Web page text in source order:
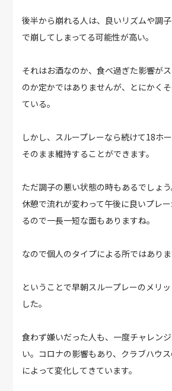
後半から崩れる人は、良いリズムや調
で崩してしまってる可能性が高い。
それはお酒なのか、食べ過ぎた影響が
のか定かではありませんが、とにかく
ている。
しかし、スループレーなら続けて18ホ
そのまま維持することができます。
ただ調子の悪い状態の時もあるでしょ
休憩で流れが変わって午後に良いプレ
るので一長一短な面もありますね。
なので個人のタイプによる所ではありま
ということで早朝スループレーのメリ
した。
食わず嫌いだった人も、一度チャレン
い。コロナの影響もあり、クラブハウ
によって変化してきています。